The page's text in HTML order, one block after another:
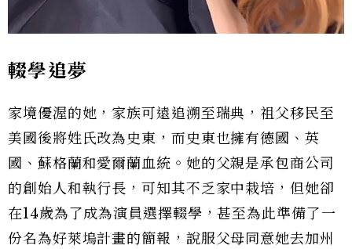
輟學追夢
家境優渥的她，家族可遠追溯至瑞典，祖父移民至
美國後將姓氏改為史東，而史東也擁有德國、英
國、蘇格蘭和愛爾蘭血統。她的父親是承包商公司
的創始人和執行長，可知其不乏家中栽培，但她卻
在14歲為了成為演員選擇輟學，甚至為此準備了一
份名為好萊塢計畫的簡報，說服父母同意她去加州